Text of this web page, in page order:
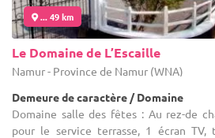
... 49 km
Le Domaine de L’Escaille
Namur - Province de Namur (WNA)
Demeure de caractère / Domaine
Domaine salle des fêtes : Au rez-de
pour le service terrasse, 1 écran